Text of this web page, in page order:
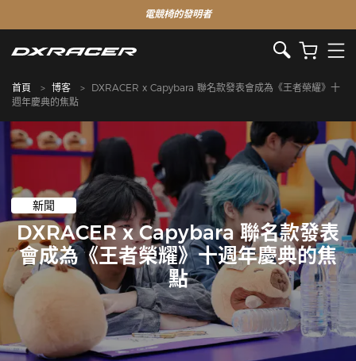
電競椅的發明者
首頁 博客
DXRACER x Capybara 聯名款發表會成為《王者榮耀》十
週年慶典的焦點
新聞
DXRACER x Capybara 聯名款發表
會成為《王者榮耀》十週年慶典的焦
點